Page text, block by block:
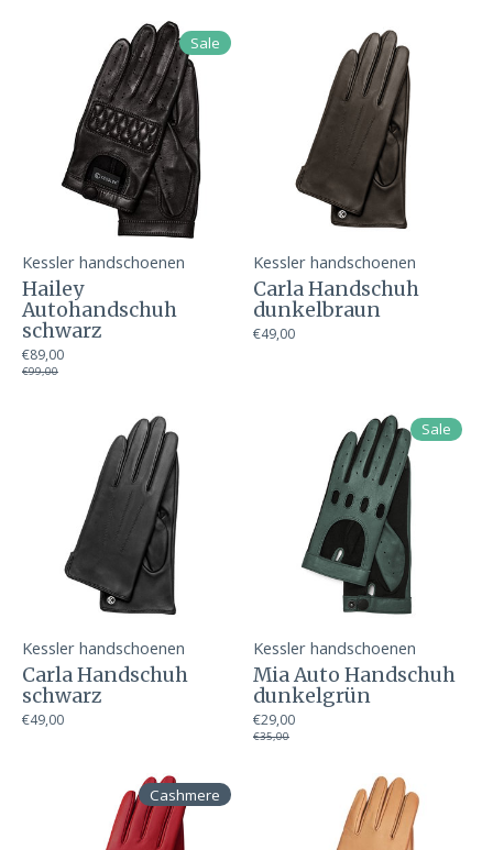
Sale
Kessler handschoenen
Hailey
Autohandschuh
schwarz
€89,00
€99,00
Kessler handschoenen
Carla Handschuh
dunkelbraun
€49,00
Kessler handschoenen
Carla Handschuh
schwarz
€49,00
Sale
Kessler handschoenen
Mia Auto Handschuh
dunkelgrün
€29,00
€35,00
Cashmere